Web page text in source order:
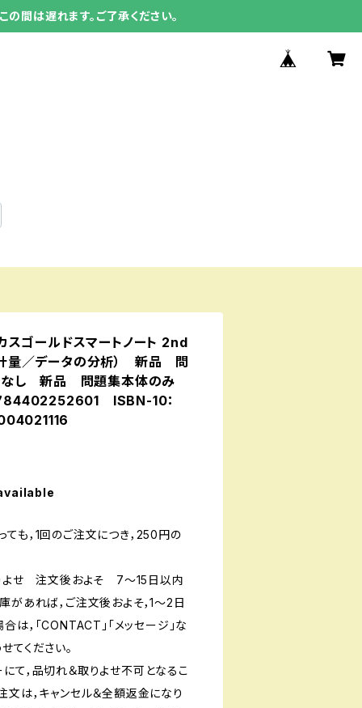
間は遅れます。ご了承ください。
ゴールドスマートノート 2nd
量／データの分析） 新品 問
なし 新品 問題集本体のみ
ISBN-10：
も，1回のご注文につき，250円の
りよせ 注文後およそ 7〜15日以内
があれば，ご注文後およそ，1〜2日
は，「CONTACT」「メッセージ」な
てください。
て，品切れ＆取りよせ不可となるこ
文は，キャンセル＆全額返金になり